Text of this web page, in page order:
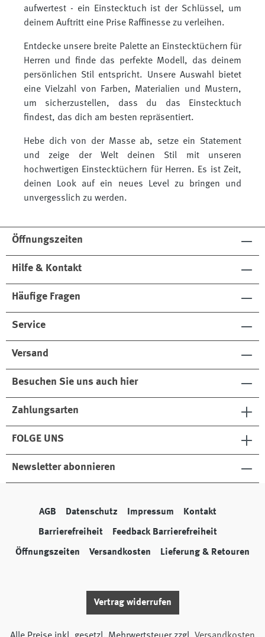
aufwertest - ein Einstecktuch ist der Schlüssel, um
deinem Auftritt eine Prise Raffinesse zu verleihen.
Entdecke unsere breite Palette an Einstecktüchern für
Herren und finde das perfekte Modell, das deinem
persönlichen Stil entspricht. Unsere Auswahl bietet
eine Vielzahl von Farben, Materialien und Mustern,
um sicherzustellen, dass du das Einstecktuch
findest, das dich am besten repräsentiert.
Hebe dich von der Masse ab, setze ein Statement
und zeige der Welt deinen Stil mit unseren
hochwertigen Einstecktüchern für Herren. Es ist Zeit,
deinen Look auf ein neues Level zu bringen und
unvergesslich zu werden.
Öffnungszeiten
Hilfe & Kontakt
Häufige Fragen
Service
Versand
Besuchen Sie uns auch hier
Zahlungsarten
FOLGE UNS
Newsletter abonnieren
AGB Datenschutz Impressum Kontakt
Barrierefreiheit Feedback Barrierefreiheit
Öffnungszeiten Versandkosten Lieferung & Retouren
Vertrag widerrufen